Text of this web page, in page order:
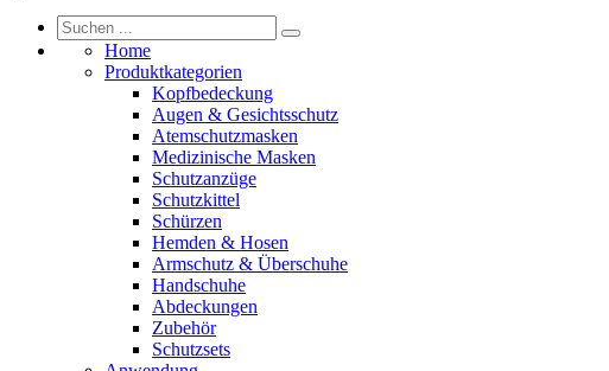
Home
Produktkategorien
Kopfbedeckung
Augen & Gesichtsschutz
Atemschutzmasken
Medizinische Masken
Schutzanzüge
Schutzkittel
Schürzen
Hemden & Hosen
Armschutz & Überschuhe
Handschuhe
Abdeckungen
Zubehör
Schutzsets